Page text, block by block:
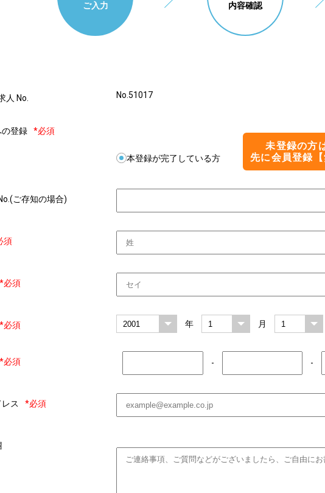
ご入力 内容確認
人 No. No.51017
登録 *必須
本登録が完了している方
未登録の方
先に会員登録【
ご存知の場合)
須
*必須
*必須 年 月
*必須 - -
ス *必須